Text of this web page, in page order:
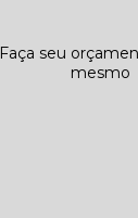
Faça seu
mesmo